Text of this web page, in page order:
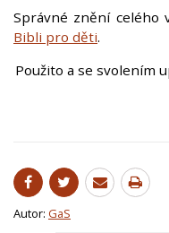
Správné znění celého
Bibli pro děti.
Použito a se svolením
Autor: GaS